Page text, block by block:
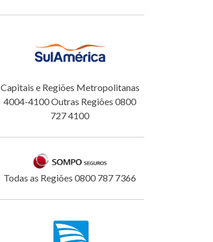
Capitais e Regiões Metropolitanas
4004-4100 Outras Regiões 0800
727 4100
Todas as Regiões 0800 787 7366